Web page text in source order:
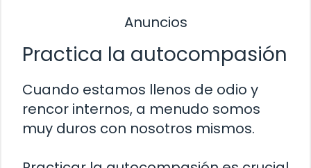
Anuncios
Practica la autocompasión
Cuando estamos llenos de odio y
rencor internos, a menudo somos
muy duros con nosotros mismos.